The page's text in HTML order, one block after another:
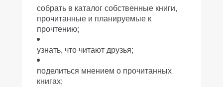
собрать в каталог собственные книги,
прочитанные и планируемые к
прочтению;
узнать, что читают друзья;
поделиться мнением о прочитанных
книгах;